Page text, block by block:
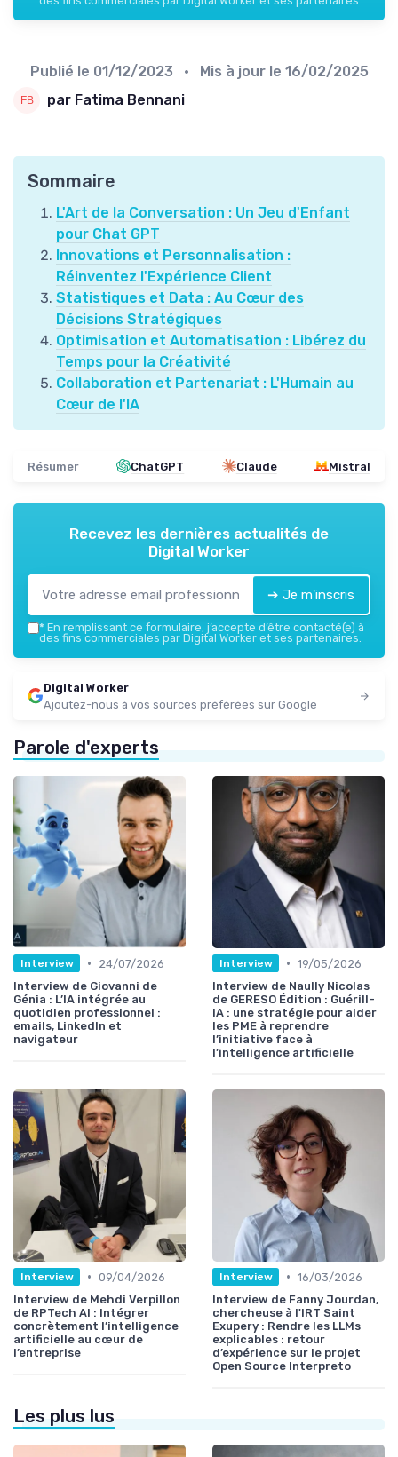
Publié le 01/12/2023 • Mis à jour le 16/02/2025
par Fatima Bennani
Sommaire
L'Art de la Conversation : Un Jeu d'Enfant
pour Chat GPT
Innovations et Personnalisation :
Réinventez l'Expérience Client
Statistiques et Data : Au Cœur des
Décisions Stratégiques
Optimisation et Automatisation : Libérez du
Temps pour la Créativité
Collaboration et Partenariat : L'Humain au
Cœur de l'IA
Résumer ChatGPT Claude Mistral
Recevez les dernières actualités de
Digital Worker
➔ Je m'inscris
* En remplissant ce formulaire, j’accepte d’être contacté(e) à
des fins commerciales par Digital Worker et ses partenaires.
Digital Worker
Ajoutez-nous à vos sources préférées sur Google
Parole d'experts
Interview •
24/07/2026
Interview de Giovanni de
Génia : L’IA intégrée au
quotidien professionnel :
emails, LinkedIn et
navigateur
Interview • 19/05/2026
Interview de Naully Nicolas
de GERESO Édition : Guérill-
iA : une stratégie pour aider
les PME à reprendre
l’initiative face à
l’intelligence artificielle
Interview • 09/04/2026
Interview de Mehdi Verpillon
de RPTech AI : Intégrer
concrètement l’intelligence
artificielle au cœur de
l’entreprise
Interview • 16/03/2026
Interview de Fanny Jourdan,
chercheuse à l'IRT Saint
Exupery : Rendre les LLMs
explicables : retour
d’expérience sur le projet
Open Source Interpreto
Les plus lus